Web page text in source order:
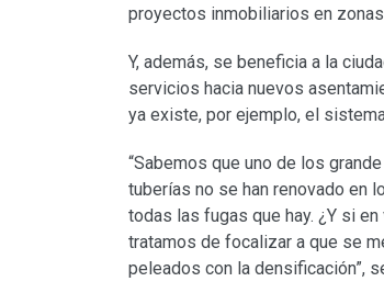
proyectos inmobiliarios en
Y, además, se beneficia a la
servicios hacia nuevos
ya existe, por ejemplo, el
“Sabemos que uno de los
tuberías no se han renovado en
todas las fugas que hay. ¿Y si
tratamos de focalizar a que se
peleados con la densificación”,